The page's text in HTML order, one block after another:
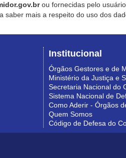
ou fornecidas pelo
mais a respeito do uso dos
Institucional
Órgãos Gestores e de
Ministério da Justiça e
Secretaria Nacional do
Sistema Nacional de
Como Aderir - Órgãos
Quem Somos
Código de Defesa do